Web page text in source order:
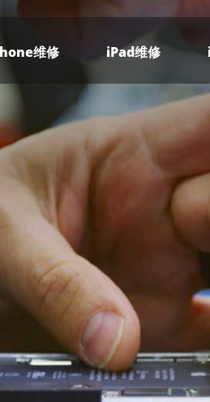
维修 iPad维修